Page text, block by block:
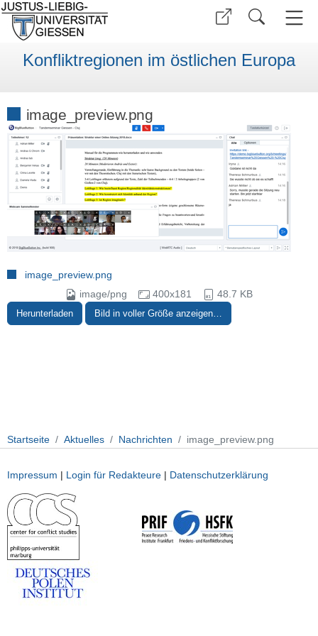
Konfliktregionen im östlichen Europa
image_preview.png
image_preview.png
image/png
400x181 48.7 KB
Herunterladen Bild in voller Größe anzeigen…
Startseite Aktuelles Nachrichten image_preview.png
Impressum | Login für Redakteure | Datenschutzerklärung